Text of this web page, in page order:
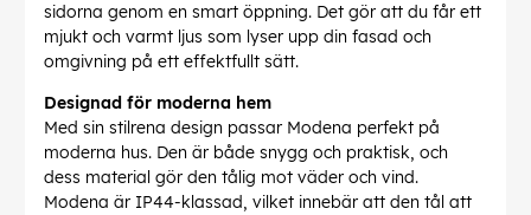
sidorna genom en smart öppning. Det gör att du får ett
mjukt och varmt ljus som lyser upp din fasad och
omgivning på ett effektfullt sätt.
Designad för moderna hem
Med sin stilrena design passar Modena perfekt på
moderna hus. Den är både snygg och praktisk, och
dess material gör den tålig mot väder och vind.
Modena är IP44-klassad, vilket innebär att den tål att